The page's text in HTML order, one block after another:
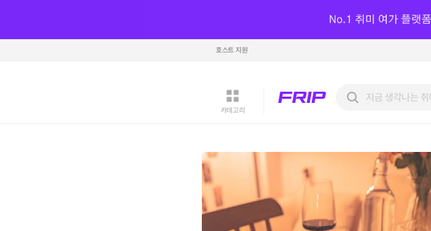
호스트 지원
카테고리